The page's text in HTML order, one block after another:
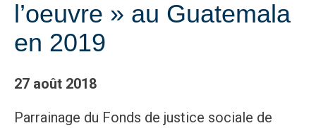
l’oeuvre » au Guatemala
en 2019
27 août 2018
Parrainage du Fonds de justice sociale de